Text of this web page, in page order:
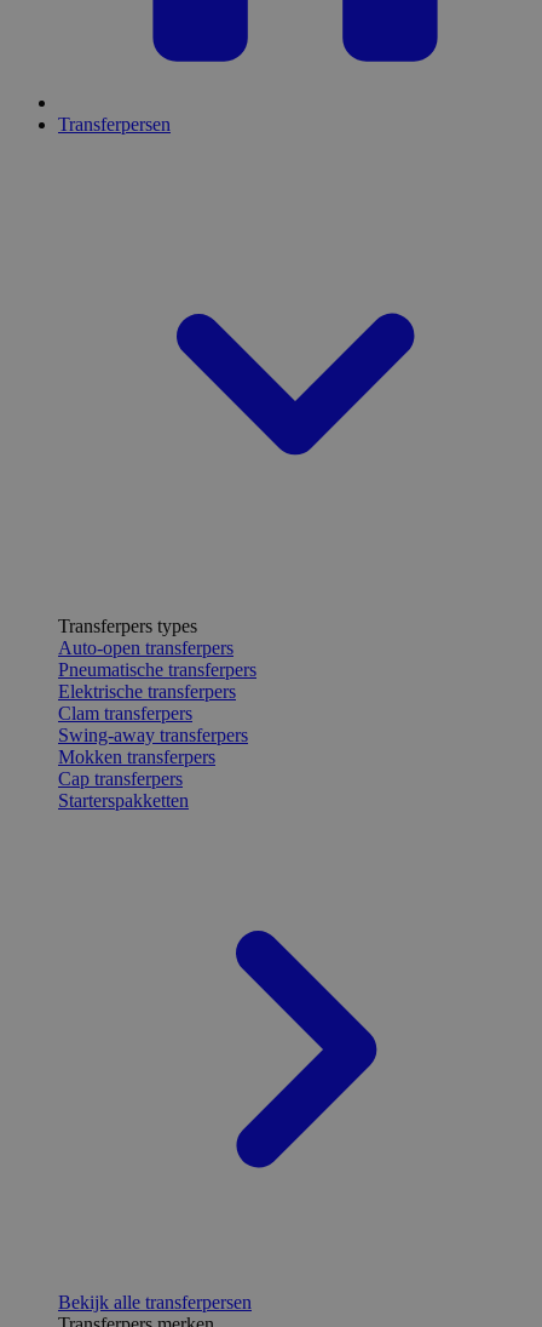
Transferpersen
Transferpers types
Auto-open transferpers
Pneumatische transferpers
Elektrische transferpers
Clam transferpers
Swing-away transferpers
Mokken transferpers
Cap transferpers
Starterspakketten
Bekijk alle transferpersen